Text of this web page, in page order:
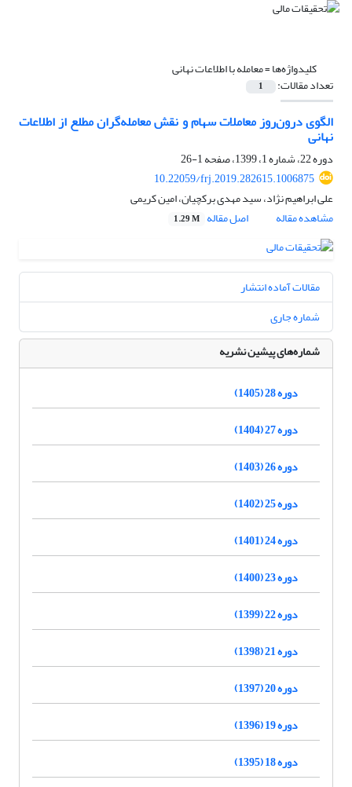
کلیدواژه‌ها =معامله با اطلاعات نهانی
تعداد مقالات: 1
الگوی درون‌روز معاملات سهام و نقش معامله‌گران مطلع از اطلاعات
نهانی
دوره 22، شماره 1، 1399، صفحه
1-26
10.22059/frj.2019.282615.1006875
علی ابراهیم نژاد، سید مهدی برکچیان، امین کریمی
مشاهده مقاله
اصل مقاله 1.29 M
مقالات آماده انتشار
شماره جاری
شماره‌های پیشین نشریه
دوره 28 (1405)
دوره 27 (1404)
دوره 26 (1403)
دوره 25 (1402)
دوره 24 (1401)
دوره 23 (1400)
دوره 22 (1399)
دوره 21 (1398)
دوره 20 (1397)
دوره 19 (1396)
دوره 18 (1395)